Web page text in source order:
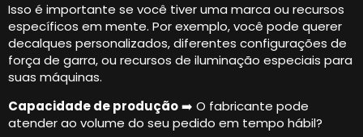
Isso é importante se você tiver uma marca ou recursos
específicos em mente. Por exemplo, você pode querer
decalques personalizados, diferentes configurações de
força de garra, ou recursos de iluminação especiais para
suas máquinas.
Capacidade de produção➡️ O fabricante pode
atender ao volume do seu pedido em tempo hábil?